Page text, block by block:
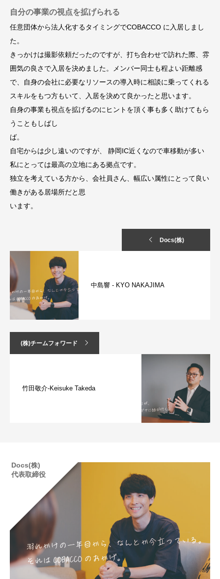
自分の事業の視点を拡げられる
任意団体から法人化するタイミングでCOBACCO に入居しまし
た。
きっかけは撮影依頼だったのですが、打ち合わせで訪れた際、雰
囲気の良さで入居を決めました。メンバー同士も程よい距離感
で、自身の会社に必要なリソースの導入時に相談に乗ってくれる
スキルをもつ方もいて、入居を決めて良かったと思います。
自身の事業も視点を拡げるのにヒントを頂く事も多く助けてもら
うこともしばし
ば。
自宅からは少し遠いのですが、 静岡IC近くなので車移動が多い
私にとっては最高の立地にある拠点です。
独立を考えている方から、会社員さん、幅広い属性にとって良い
働きがある居場所だと思
います。
Docs(株)
中島響 - KYO NAKAJIMA
(株)チームフォワード
竹田敬介-Keisuke Takeda
Docs(株)
代表取締役